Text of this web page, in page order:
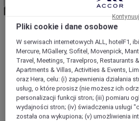
World
Europe
France
Auvergne
ALLIER
Pliki cookie i dane osobowe
W serwisach internetowych ALL, hotelF1,
Mercure, MGallery, Sofitel, Movenpick,
Travel, Meetings, Travelpros, Restaurants
Apartments & Villas, Activities & Events,
oraz Hera, celu: (i) zapewnienia działania
usług, o które prosisz (nie możesz ich
personalizacji funkcji stron; (iii) pomiaru
wydajności stron; (iv) świadczenia usługi
została ona wykupiona; (v) umożliwienia